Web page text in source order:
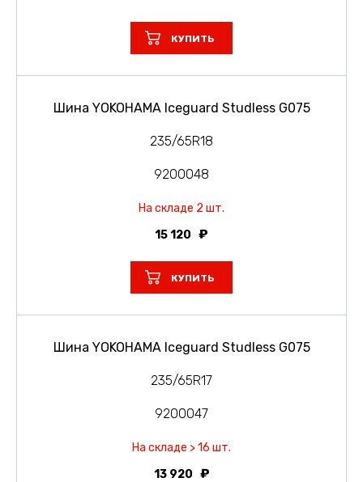
КУПИТЬ
Шина YOKOHAMA Iceguard Studless G075
235/65R18
9200048
На складе 2 шт.
15 120
КУПИТЬ
Шина YOKOHAMA Iceguard Studless G075
235/65R17
9200047
На складе > 16 шт.
13 920